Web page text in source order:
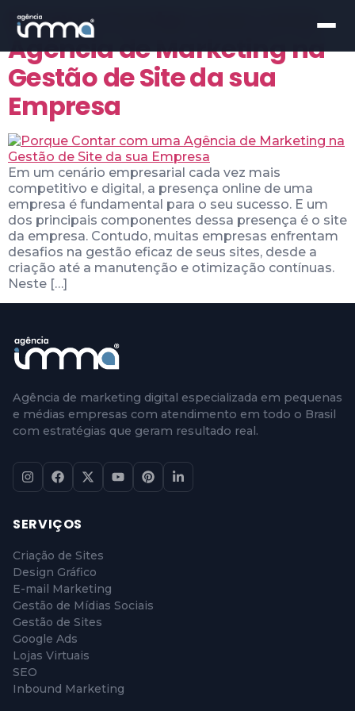
Porque Contar com uma
Agência de Marketing na
Gestão de Site da sua
Empresa
Em um cenário empresarial cada vez mais
competitivo e digital, a presença online de uma
empresa é fundamental para o seu sucesso. E um
dos principais componentes dessa presença é o site
da empresa. Contudo, muitas empresas enfrentam
desafios na gestão eficaz de seus sites, desde a
criação até a manutenção e otimização contínuas.
Neste […]
Agência de marketing digital especializada em pequenas
e médias empresas com atendimento em todo o Brasil
com estratégias que geram resultado real.
SERVIÇOS
Criação de Sites
Design Gráfico
E-mail Marketing
Gestão de Mídias Sociais
Gestão de Sites
Google Ads
Lojas Virtuais
SEO
Inbound Marketing